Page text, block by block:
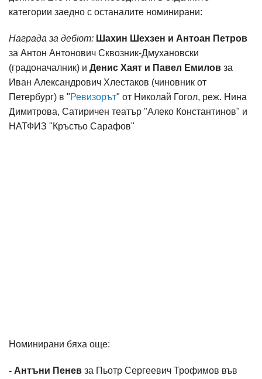
категории заедно с останалите номинирани:
Награда за дебют: Шахин Шехзен и Антоан Петров
за Антон Антонович Сквозник-Дмухановски
(градоначалник) и Денис Хаят и Павел Емилов за
Иван Александрович Хлестаков (чиновник от
Петербург) в "Ревизорът" от Николай Гогол, реж. Нина
Димитрова, Сатиричен театър "Алеко Константинов" и
НАТФИЗ "Кръстьо Сарафов"
Номинирани бяха още:
- Антъни Пенев за Пьотр Сергеевич Трофимов във